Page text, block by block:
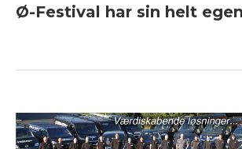
Ø-Festival har sin helt